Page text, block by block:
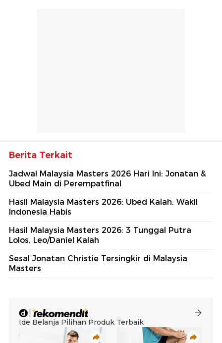
Berita Terkait
Jadwal Malaysia Masters 2026 Hari Ini: Jonatan &
Ubed Main di Perempatfinal
Hasil Malaysia Masters 2026: Ubed Kalah, Wakil
Indonesia Habis
Hasil Malaysia Masters 2026: 3 Tunggal Putra
Lolos, Leo/Daniel Kalah
Sesal Jonatan Christie Tersingkir di Malaysia
Masters